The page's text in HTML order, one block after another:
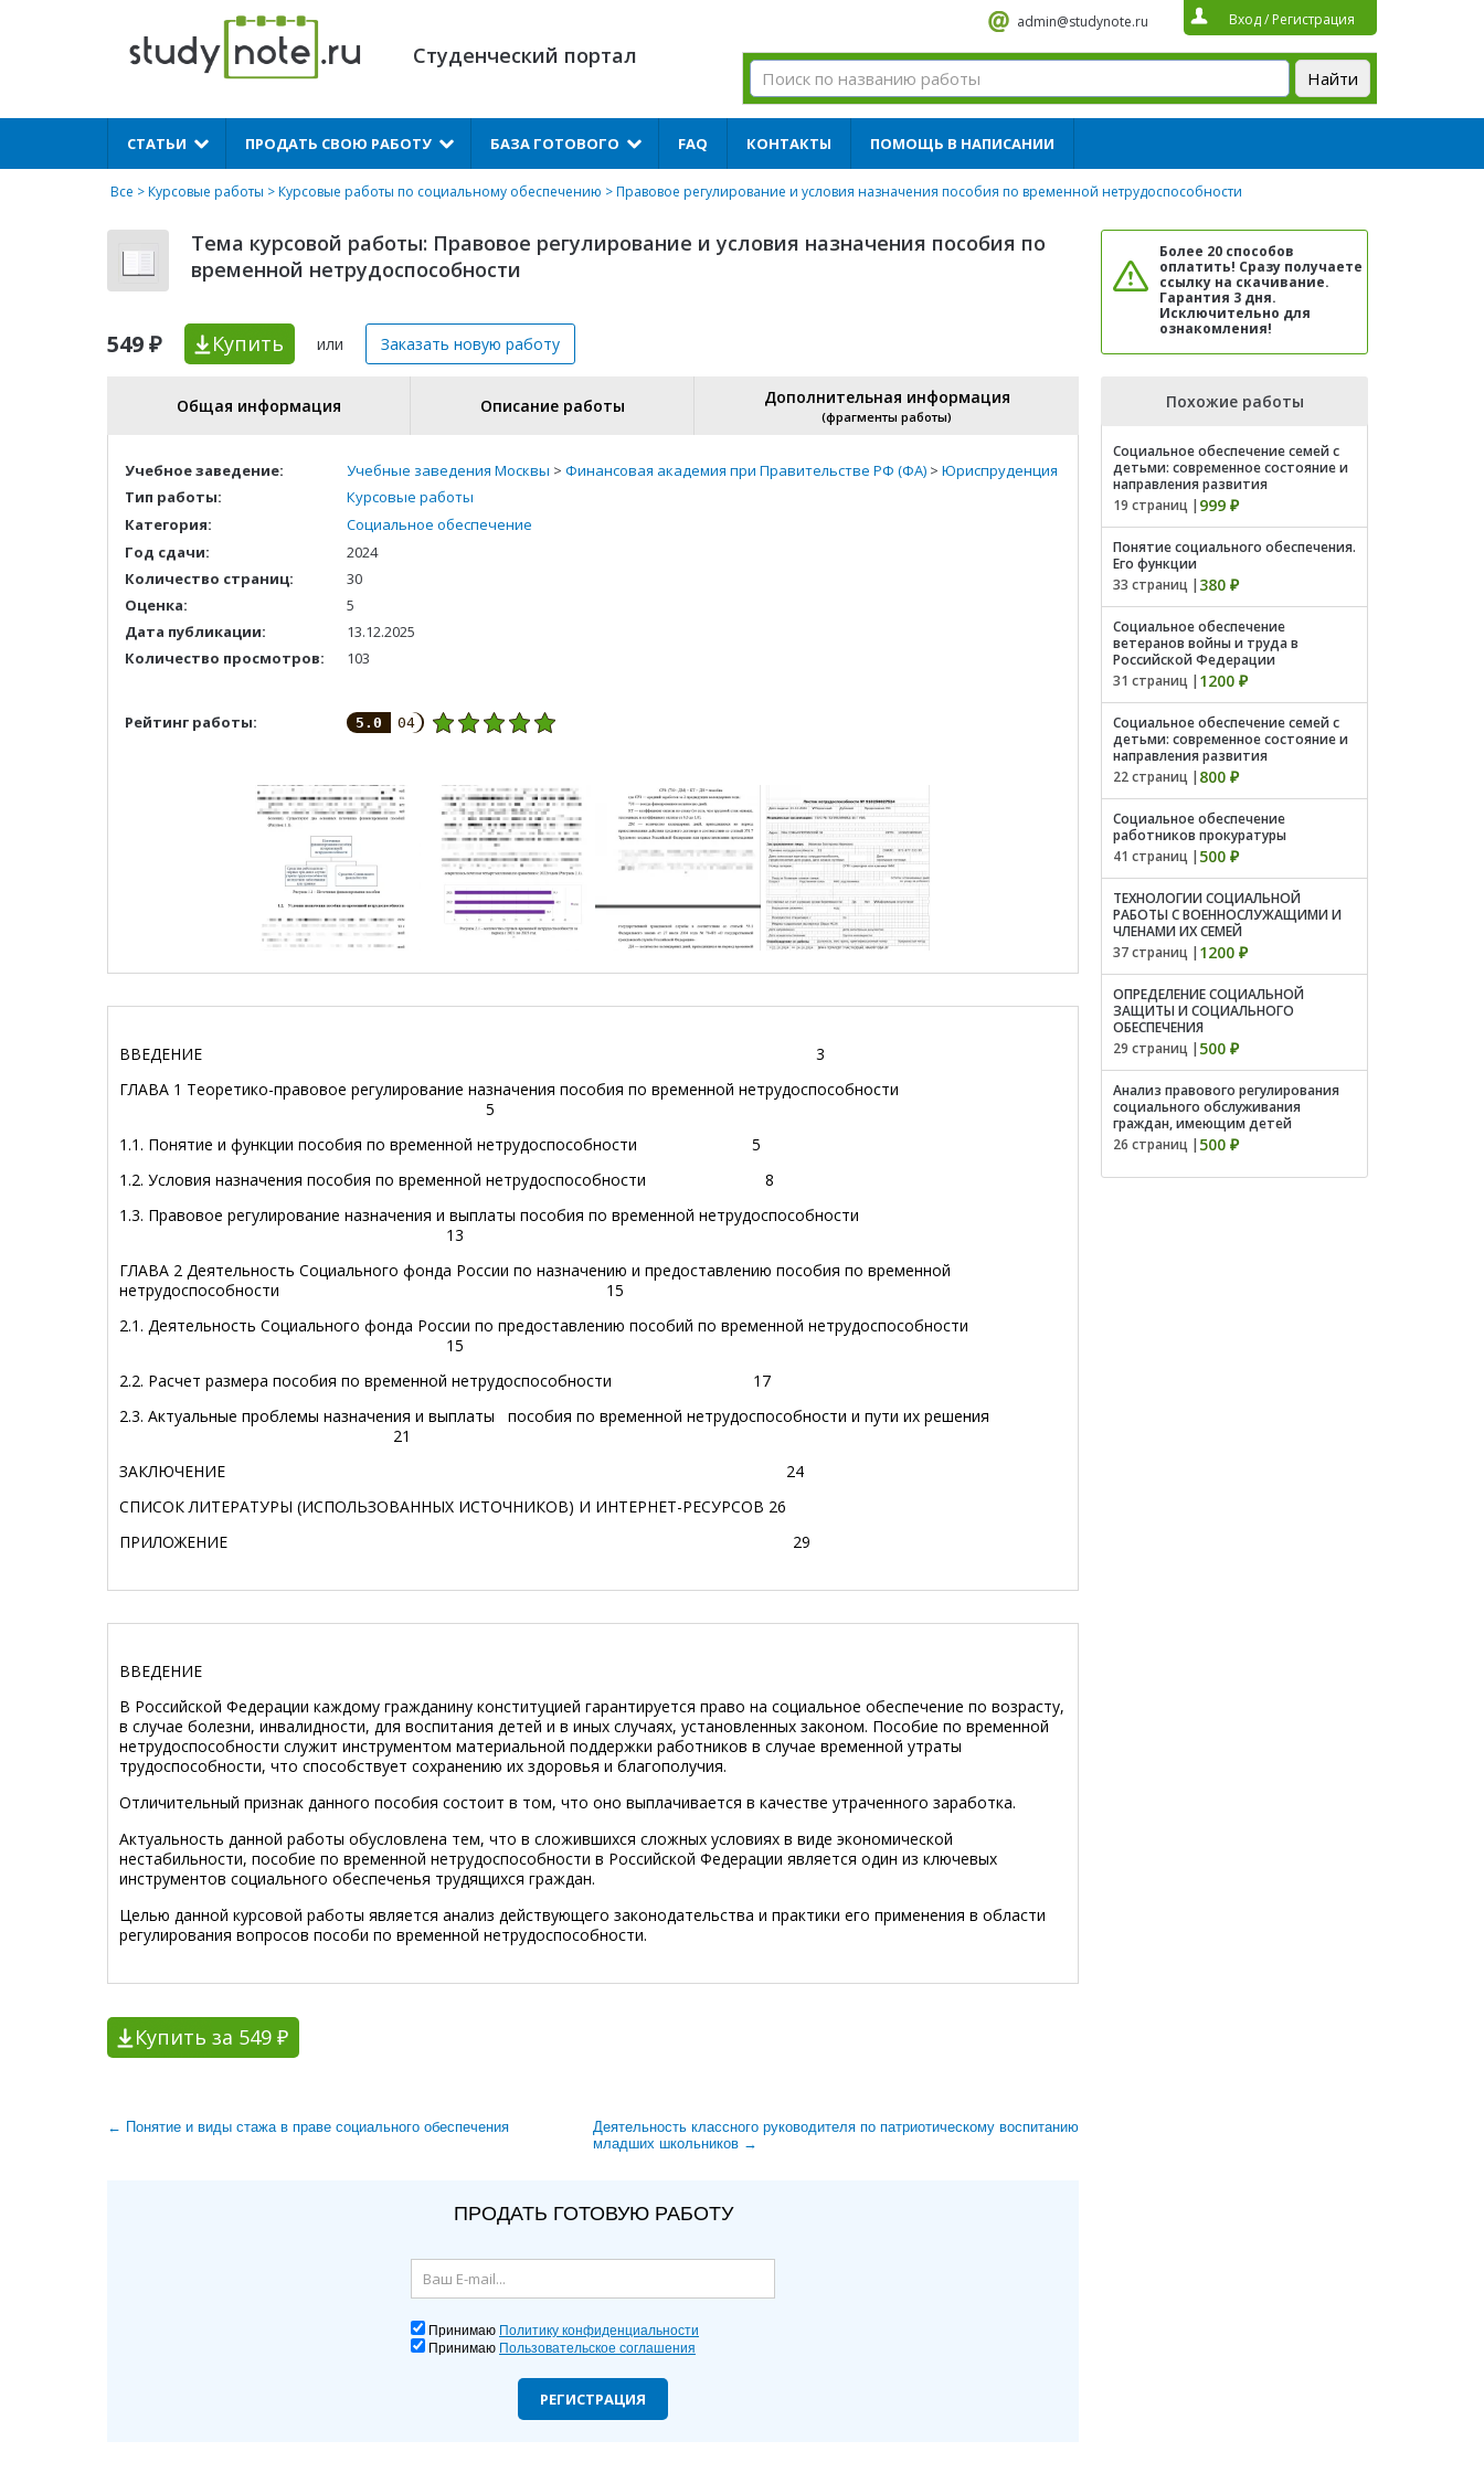
Студенческий портал
admin@studynote.ru Вход/ Регистрация
СТАТЬИ ПРОДАТЬ СВОЮ РАБОТУ БАЗА ГОТОВОГО FAQ КОНТАКТЫ ПОМОЩЬ В НАПИСАНИИ
Все >Курсовые работы >Курсовые работы по социальному обеспечению > Правовое регулирование и условия назначения пособия по временной нетрудоспособности
Тема курсовой работы: Правовое регулирование и условия назначения пособия по
временной нетрудоспособности
549 ₽ Купить или Заказать новую работу
Более 20 способов
оплатить! Сразу получаете
ссылку на скачивание.
Гарантия 3 дня.
Исключительно для
ознакомления!
Общая информация Описание работы Дополнительная информация
(фрагменты работы)
Учебное заведение: Учебные заведения Москвы > Финансовая академия при Правительстве РФ (ФА) > Юриспруденция
Тип работы:
Курсовые работы
Категория:
Социальное обеспечение
Год сдачи:
2024
Количество страниц:
30
Оценка:
5
Дата публикации:
13.12.2025
Количество просмотров:
103
Рейтинг работы: 5.0 04
ВВЕДЕНИЕ
3
ГЛАВА 1 Теоретико-правовое регулирование назначения пособия по временной нетрудоспособности
5
1.1. Понятие и функции пособия по временной нетрудоспособности
5
1.2. Условия назначения пособия по временной нетрудоспособности
8
1.3. Правовое регулирование назначения и выплаты пособия по временной нетрудоспособности
13
ГЛАВА 2 Деятельность Социального фонда России по назначению и предоставлению пособия по временной
нетрудоспособности
15
2.1. Деятельность Социального фонда России по предоставлению пособий по временной нетрудоспособности
15
2.2. Расчет размера пособия по временной нетрудоспособности
17
2.3. Актуальные проблемы назначения и выплаты пособия по временной нетрудоспособности и пути их решения
21
ЗАКЛЮЧЕНИЕ
24
СПИСОК ЛИТЕРАТУРЫ (ИСПОЛЬЗОВАННЫХ ИСТОЧНИКОВ) И ИНТЕРНЕТ-РЕСУРСОВ 26
ПРИЛОЖЕНИЕ
29
ВВЕДЕНИЕ
В Российской Федерации каждому гражданину конституцией гарантируется право на социальное обеспечение по возрасту,
в случае болезни, инвалидности, для воспитания детей и в иных случаях, установленных законом. Пособие по временной
нетрудоспособности служит инструментом материальной поддержки работников в случае временной утраты
трудоспособности, что способствует сохранению их здоровья и благополучия.
Отличительный признак данного пособия состоит в том, что оно выплачивается в качестве утраченного заработка.
Актуальность данной работы обусловлена тем, что в сложившихся сложных условиях в виде экономической
нестабильности, пособие по временной нетрудоспособности в Российской Федерации является один из ключевых
инструментов социального обеспеченья трудящихся граждан.
Целью данной курсовой работы является анализ действующего законодательства и практики его применения в области
регулирования вопросов пособи по временной нетрудоспособности.
Купить за 549 ₽
← Понятие и виды стажа в праве социального обеспечения
Деятельность классного руководителя по патриотическому воспитанию
младших школьников →
ПРОДАТЬ ГОТОВУЮ РАБОТУ
Принимаю Политику конфиденциальности
Принимаю Пользовательское соглашения
РЕГИСТРАЦИЯ
Похожие работы
Социальное обеспечение семей с
детьми: современное состояние и
направления развития
19 страниц | 999 ₽
Понятие социального обеспечения.
Его функции
33 страниц | 380 ₽
Социальное обеспечение
ветеранов войны и труда в
Российской Федерации
31 страниц | 1200 ₽
Социальное обеспечение семей с
детьми: современное состояние и
направления развития
22 страниц | 800 ₽
Социальное обеспечение
работников прокуратуры
41 страниц | 500 ₽
ТЕХНОЛОГИИ СОЦИАЛЬНОЙ
РАБОТЫ С ВОЕННОСЛУЖАЩИМИ И
ЧЛЕНАМИ ИХ СЕМЕЙ
37 страниц | 1200 ₽
ОПРЕДЕЛЕНИЕ СОЦИАЛЬНОЙ
ЗАЩИТЫ И СОЦИАЛЬНОГО
ОБЕСПЕЧЕНИЯ
29 страниц | 500 ₽
Анализ правового регулирования
социального обслуживания
граждан, имеющим детей
26 страниц | 500 ₽